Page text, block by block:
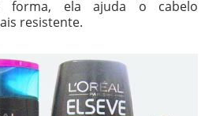
forma, ela ajuda o cabelo
resistente.